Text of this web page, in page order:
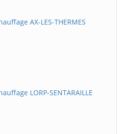
AX-LES-THERMES
LORP-SENTARAILLE